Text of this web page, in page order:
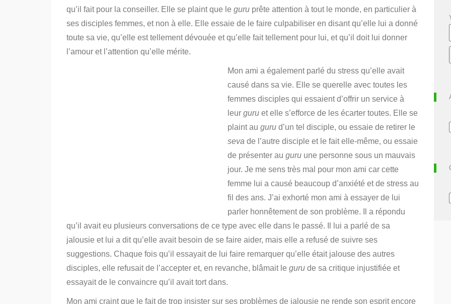
qu’il fait pour la conseiller. Elle se plaint que le guru prête attention à tout le monde, en particulier à
ses disciples femmes, et non à elle. Elle essaie de le faire culpabiliser en disant qu’elle lui a donné
toute sa vie, qu’elle est tellement dévouée et qu’elle fait tellement pour lui, et qu’il doit lui donner
l’amour et l’attention qu’elle mérite.
Mon ami a également parlé du stress qu’elle avait
causé dans sa vie. Elle se querelle avec toutes les
femmes disciples qui essaient d’offrir un service à
leur guru et elle s’efforce de les écarter toutes. Elle se
plaint au guru d’un tel disciple, ou essaie de retirer le
seva de l’autre disciple et le fait elle-même, ou essaie
de présenter au guru une personne sous un mauvais
jour. Je me sens très mal pour mon ami car cette
femme lui a causé beaucoup d’anxiété et de stress au
fil des ans. J’ai exhorté mon ami à essayer de lui
parler honnêtement de son problème. Il a répondu
qu’il avait eu plusieurs conversations de ce type avec elle dans le passé. Il lui a parlé de sa
jalousie et lui a dit qu’elle avait besoin de se faire aider, mais elle a refusé de suivre ses
suggestions. Chaque fois qu’il essayait de lui faire remarquer qu’elle était jalouse des autres
disciples, elle refusait de l’accepter et, en revanche, blâmait le guru de sa critique injustifiée et
essayait de le convaincre qu’il avait tort dans.
Mon ami craint que le fait de trop insister sur ses problèmes de jalousie ne rende son esprit encore